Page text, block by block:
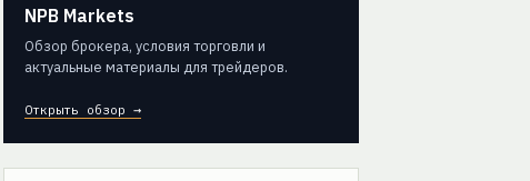
NPB Markets
Обзор брокера, условия торговли и
актуальные материалы для трейдеров.
Открыть обзор →